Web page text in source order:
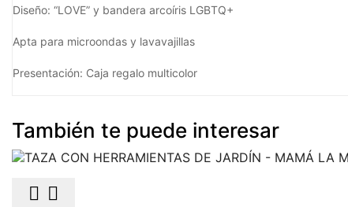
Diseño: “LOVE” y bandera arcoíris LGBTQ+
Apta para microondas y lavavajillas
Presentación: Caja regalo multicolor
También te puede interesar
 